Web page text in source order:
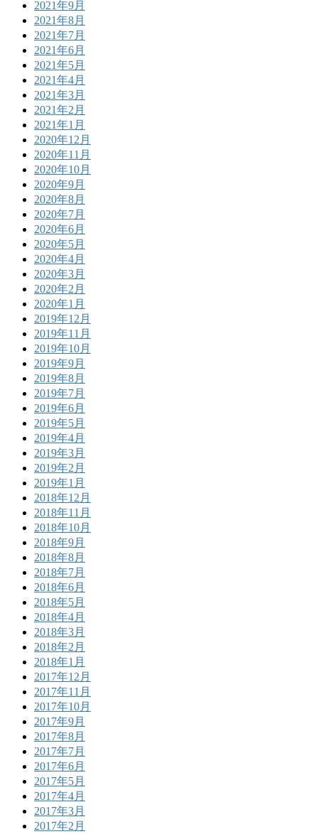
2021年9月
2021年8月
2021年7月
2021年6月
2021年5月
2021年4月
2021年3月
2021年2月
2021年1月
2020年12月
2020年11月
2020年10月
2020年9月
2020年8月
2020年7月
2020年6月
2020年5月
2020年4月
2020年3月
2020年2月
2020年1月
2019年12月
2019年11月
2019年10月
2019年9月
2019年8月
2019年7月
2019年6月
2019年5月
2019年4月
2019年3月
2019年2月
2019年1月
2018年12月
2018年11月
2018年10月
2018年9月
2018年8月
2018年7月
2018年6月
2018年5月
2018年4月
2018年3月
2018年2月
2018年1月
2017年12月
2017年11月
2017年10月
2017年9月
2017年8月
2017年7月
2017年6月
2017年5月
2017年4月
2017年3月
2017年2月